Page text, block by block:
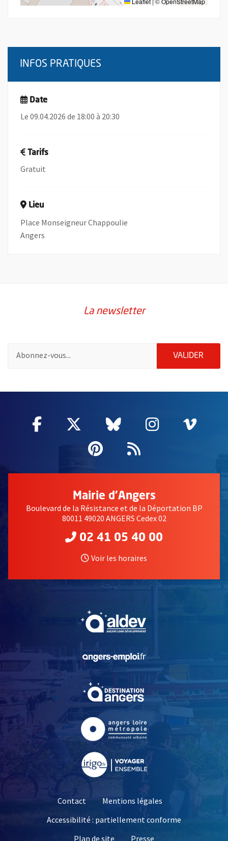
INFOS PRATIQUES
Date
Le 09.04.2026 de 18:00 à 20:30
Tarifs
Gratuit
Lieu
Place Monseigneur Chappoulie
Angers
La newsletter
VALIDER
Facebook
, Ouvre une nouvelle fenêtre
Twitter
, Ouvre une nouvelle
Bluesky
, Ouvre une
Instagram
, Ouvre
,
Pinterest
, Ouvre une
Flux RSS
Mairie d'Angers
Boulevard de la Résistance et de la Déportation BP
80011 49020 ANGERS Cedex 02
02 41 05 40 00
Voir les horaires
, Ouvre une nouvelle
, Ouvre une nouvelle
Contact
Mentions légales
Accessibilité : partiellement conforme
Plan de site
Presse